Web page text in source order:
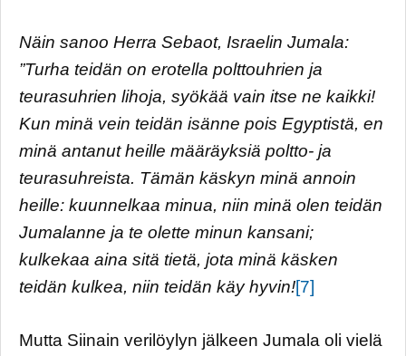
Näin sanoo Herra Sebaot, Israelin Jumala:
”Turha teidän on erotella polttouhrien ja
teurasuhrien lihoja, syökää vain itse ne kaikki!
Kun minä vein teidän isänne pois Egyptistä, en
minä antanut heille määräyksiä poltto- ja
teurasuhreista. Tämän käskyn minä annoin
heille: kuunnelkaa minua, niin minä olen teidän
Jumalanne ja te olette minun kansani;
kulkekaa aina sitä tietä, jota minä käsken
teidän kulkea, niin teidän käy hyvin![7]
Mutta Siinain verilöylyn jälkeen Jumala oli vielä